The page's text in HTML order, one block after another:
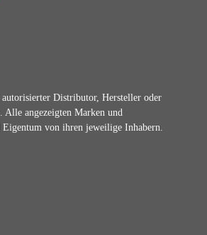
Distributor, Hersteller oder
Alle angezeigten Marken und
von ihren jeweilige Inhabern.